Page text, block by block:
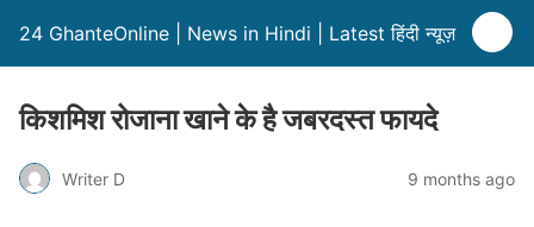
24 GhanteOnline | News in Hindi | Latest हिंदी न्यूज़
किशमिश रोजाना खाने के है जबरदस्त फायदे
Writer D 9 months ago